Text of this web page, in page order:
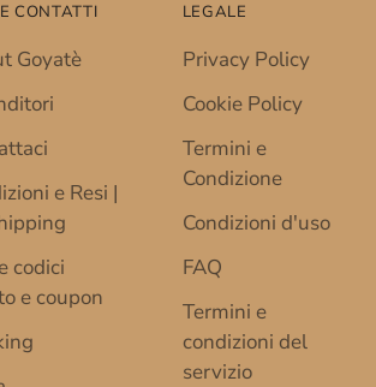
CONTATTI
Goyatè
e Resi |
codici
e coupon
LEGALE
Privacy Policy
Cookie Policy
Termini e
Condizione
Condizioni d'uso
FAQ
Termini e
condizioni del
servizio